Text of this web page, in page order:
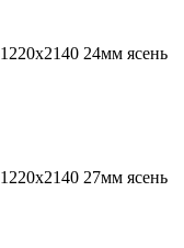
24мм ясень
27мм ясень